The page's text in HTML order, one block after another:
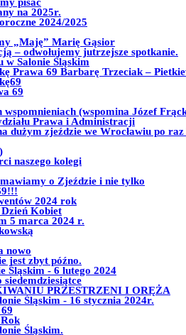
na 2025r.
2024/2025
„Maję” Marię Gąsior
– odwołujemy jutrzejsze spotkanie.
w Salonie Śląskim
Prawa 69 Barbarę Trzeciak –
69
(wspomina Józef
Prawa i Administracji
dużym zjeździe we Wrocławiu po raz
naszego kolegi
o Zjeździe i nie tylko
2024 rok
Kobiet
5 marca 2024 r.
nowo
jest zbyt późno.
Śląskim - 6 lutego 2024
PRZESTRZENI I ORĘŻA
Śląskim - 16 stycznia 2024r.
Śląskim.